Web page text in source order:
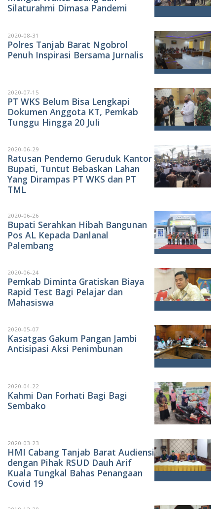
Silaturahmi Dimasa Pandemi
2020-08-31
Polres Tanjab Barat Ngobrol
Penuh Inspirasi Bersama Jurnalis
2020-07-15
PT WKS Belum Bisa Lengkapi
Dokumen Anggota KT, Pemkab
Tunggu Hingga 20 Juli
2020-06-29
Ratusan Pendemo Geruduk Kantor
Bupati, Tuntut Bebaskan Lahan
Yang Dirampas PT WKS dan PT
TML
2020-06-26
Bupati Serahkan Hibah Bangunan
Pos AL Kepada Danlanal
Palembang
2020-06-24
Pemkab Diminta Gratiskan Biaya
Rapid Test Bagi Pelajar dan
Mahasiswa
2020-05-07
Kasatgas Gakum Pangan Jambi
Antisipasi Aksi Penimbunan
2020-04-22
Kahmi Dan Forhati Bagi Bagi
Sembako
2020-03-23
HMI Cabang Tanjab Barat Audiensi
dengan Pihak RSUD Dauh Arif
Kuala Tungkal Bahas Penangaan
Covid 19